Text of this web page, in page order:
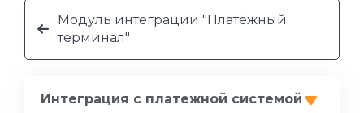
Модуль интеграции "Платёжный
терминал"
Интеграция с платежной системой